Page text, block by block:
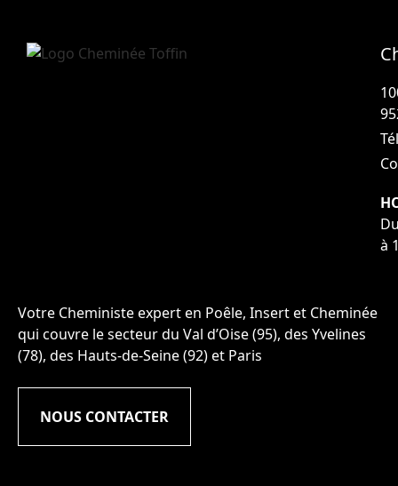
à
Votre Cheministe expert en Poêle, Insert et Cheminée
qui couvre le secteur du Val d’Oise (95), des Yvelines
(78), des Hauts-de-Seine (92) et Paris
NOUS CONTACTER